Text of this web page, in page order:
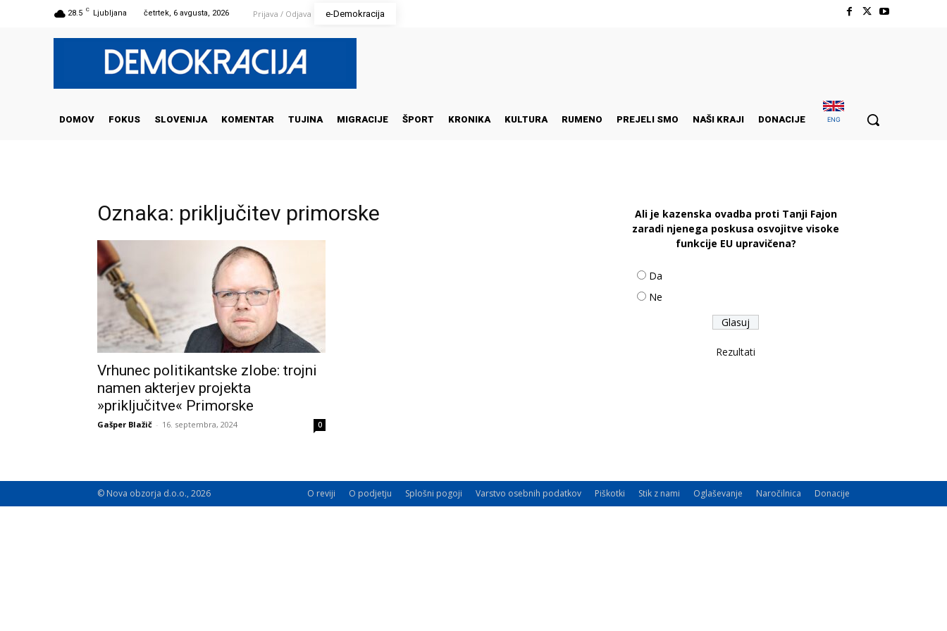
28.5 C Ljubljana četrtek, 6 avgusta, 2026 Prijava / Odjava e-Demokracija
DOMOV FOKUS SLOVENIJA KOMENTAR TUJINA MIGRACIJE ŠPORT KRONIKA KULTURA RUMENO PREJELI SMO NAŠI KRAJI DONACIJE ENG
Oznaka: priključitev primorske
Vrhunec politikantske zlobe: trojni
namen akterjev projekta
»priključitve« Primorske
Gašper Blažič - 16. septembra, 2024 0
Ali je kazenska ovadba proti Tanji Fajon
zaradi njenega poskusa osvojitve visoke
funkcije EU upravičena?
Da
Ne
Rezultati
O reviji O podjetju Splošni pogoji Varstvo osebnih podatkov Piškotki Stik z nami Oglaševanje Naročilnica Donacije
© Nova obzorja d.o.o., 2026